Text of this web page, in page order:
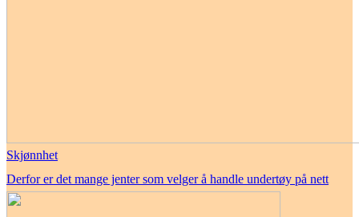
Skjønnhet
Derfor er det mange jenter som velger å handle undertøy på nett